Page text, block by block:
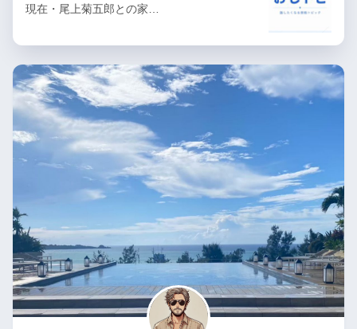
現在・尾上菊五郎との家…